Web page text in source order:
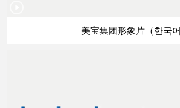
美宝集团形象片（한국어